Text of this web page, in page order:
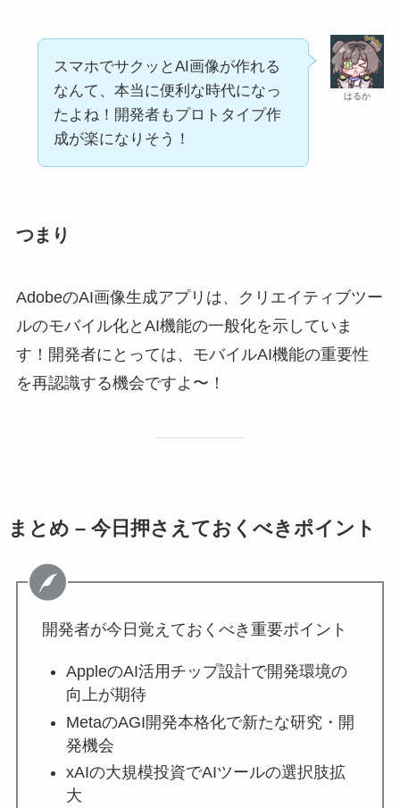
はるか
スマホでサクッとAI画像が作れる
なんて、本当に便利な時代になっ
たよね！開発者もプロトタイプ作
成が楽になりそう！
つまり
AdobeのAI画像生成アプリは、クリエイティブツー
ルのモバイル化とAI機能の一般化を示していま
す！開発者にとっては、モバイルAI機能の重要性
を再認識する機会ですよ〜！
まとめ – 今日押さえておくべきポイント
開発者が今日覚えておくべき重要ポイント
AppleのAI活用チップ設計で開発環境の
向上が期待
MetaのAGI開発本格化で新たな研究・開
発機会
xAIの大規模投資でAIツールの選択肢拡
大